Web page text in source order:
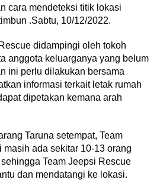
cara mendeteksi titik lokasi
.Sabtu, 10/12/2022.
didampingi oleh tokoh
anggota keluarganya yang belum
ini perlu dilakukan bersama
informasi terkait letak rumah
dipetakan kemana arah
Taruna setempat, Team
masih ada sekitar 10-13 orang
Team Jeepsi Rescue
dan mendatangi ke lokasi.